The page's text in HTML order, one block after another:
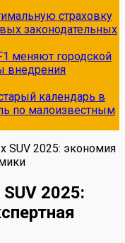
страховку
законодательных
меняют городской
внедрения
календарь в
по малоизвестным
SUV 2025: экономия
2025: